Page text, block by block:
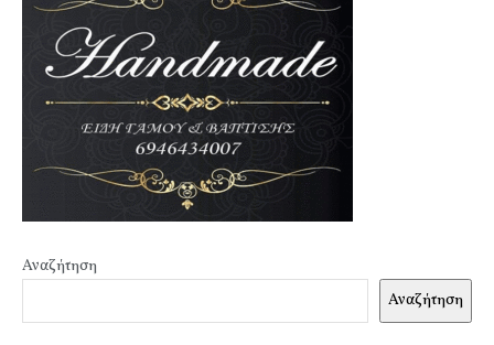
Αναζήτηση
Αναζήτηση